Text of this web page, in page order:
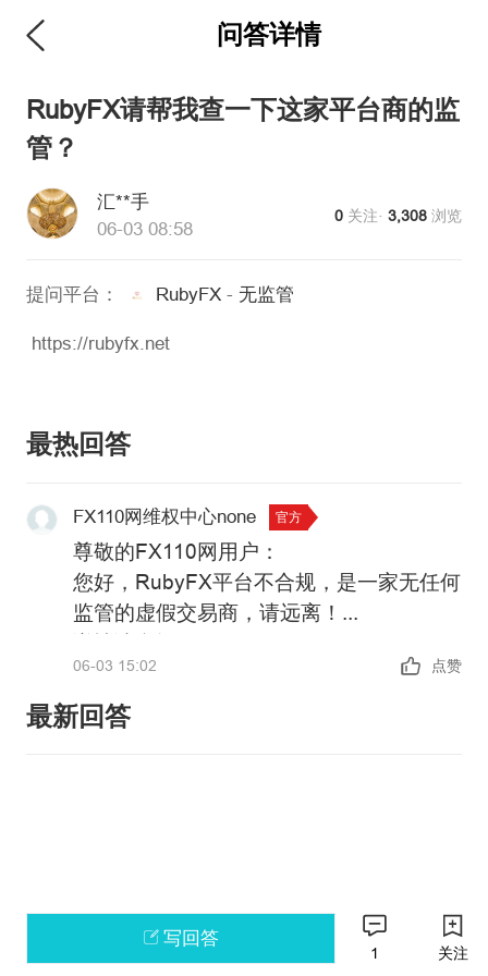
问答详情
RubyFX请帮我查一下这家平台商的监
管？
汇**手
06-03 08:58
0 关注·3,308 浏览
提问平台： RubyFX- 无监管
https://rubyfx.net
最热回答
FX110网维权中心none 官方
尊敬的FX110网用户：
您好，RubyFX平台不合规，是一家无任何
监管的虚假交易商，请远离！
https://xujia.fx110.vip/falsebroker/details/
政策警告：中国未批准任何机构在境内开
展外汇保证金业务，凡未经批准的机构擅
06-03 15:02 点赞
最新回答
写回答
1 关注